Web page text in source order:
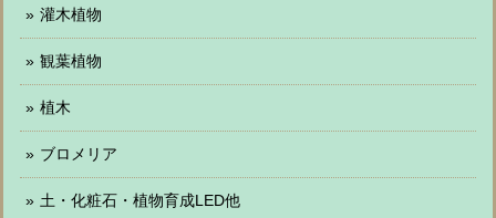
灌木植物
観葉植物
植木
ブロメリア
土・化粧石・植物育成LED他